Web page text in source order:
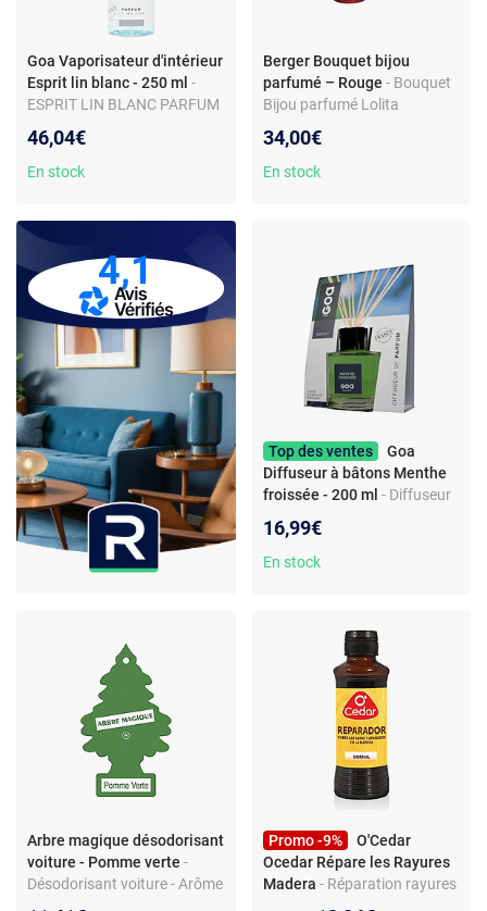
Goa Vaporisateur d'intérieur
Esprit lin blanc - 250 ml -
ESPRIT LIN BLANC PARFUM
46,04€
En stock
Berger Bouquet bijou
parfumé – Rouge - Bouquet
Bijou parfumé Lolita
34,00€
En stock
4,1
Top des ventes
Goa
Diffuseur à bâtons Menthe
froissée - 200 ml - Diffuseur
GOA Esprit 3 mois Origine
France Garantie
16,99€
En stock
Arbre magique désodorisant
voiture - Pomme verte -
Désodorisant voiture - Arôme
Promo -9%
O'Cedar
Ocedar Répare les Rayures
Madera - Réparation rayures